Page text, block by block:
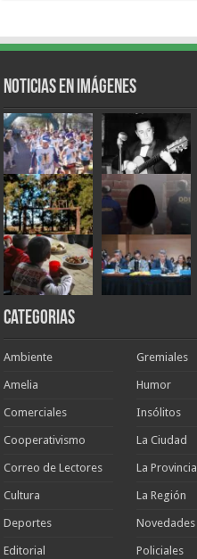
Noticias en Imágenes
Categorias
Ambiente
Amelia
Comerciales
Cooperativismo
Correo de Lectores
Cultura
Deportes
Editorial
Gremiales
Humor
Insólitos
La Ciudad
La Provincia
La Región
Novedades
Policiales